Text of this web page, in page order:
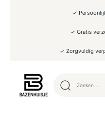
✓
✓ Gratis
✓ Zorgvuldig